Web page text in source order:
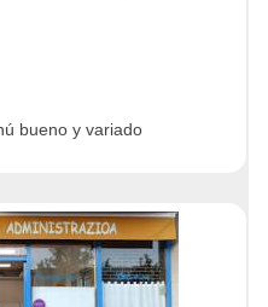
bueno y variado